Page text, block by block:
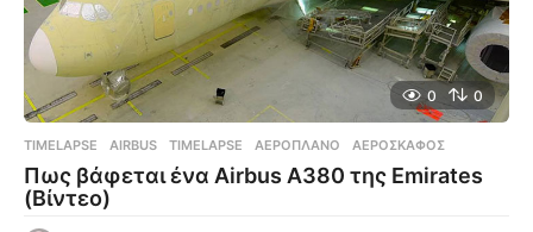
0 0
TIMELAPSE AIRBUS ,TIMELAPSE ,ΑΕΡΟΠΛΆΝΟ ,ΑΕΡΟΣΚΆΦΟΣ
Πως βάφεται ένα Airbus A380 της Emirates
(Βίντεο)